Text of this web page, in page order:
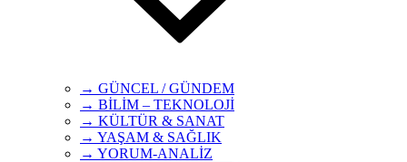
→ GÜNCEL / GÜNDEM
→ BİLİM – TEKNOLOJİ
→ KÜLTÜR & SANAT
→ YAŞAM & SAĞLIK
→ YORUM-ANALİZ